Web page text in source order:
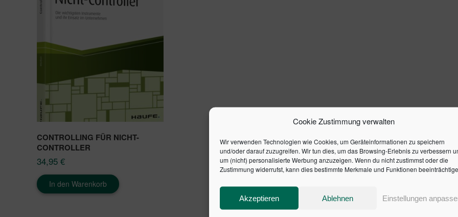
Cookie Zustimmung verwalten
Wir verwenden Technologien wie Cookies, um Geräteinformationen zu speichern
und/oder darauf zuzugreifen. Wir tun dies, um das Browsing-Erlebnis zu verbessern
um (nicht) personalisierte Werbung anzuzeigen. Wenn du nicht zustimmst oder die
Zustimmung widerrufst, kann dies bestimmte Merkmale und Funktionen
Akzeptieren Ablehnen Einstellungen
CONTROLLING FÜR NICHT-
CONTROLLER
34,95 €
In den Warenkorb